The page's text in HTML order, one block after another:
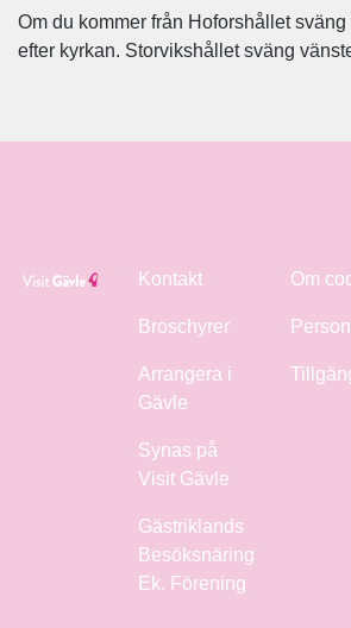
Om du kommer från Hoforshållet
efter kyrkan. Storvikshållet sväng
Kontakt
Broschyrer
Arrangera i
Gävle
Synas på
Visit Gävle
Gästriklands
Besöksnäring
Ek. Förening
Om